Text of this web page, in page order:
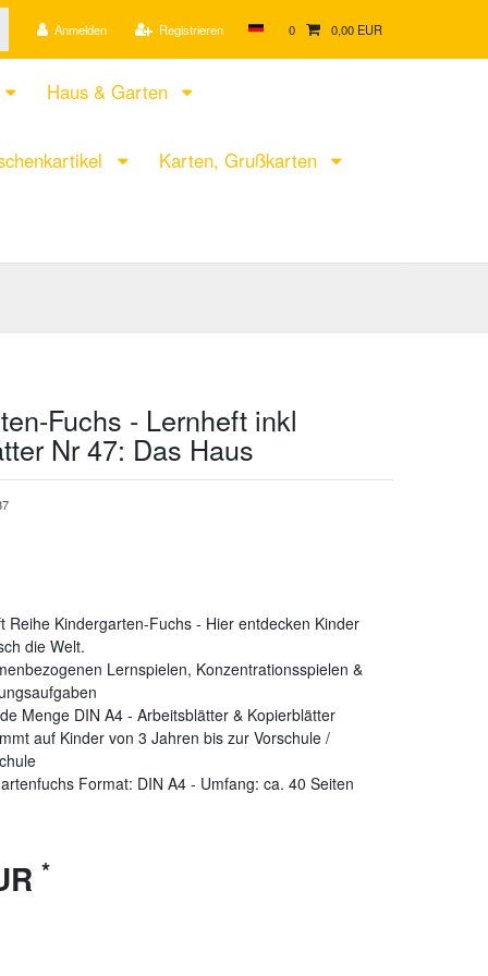
Anmelden Registrieren 0 0,00 EUR
Haus & Garten
Karten, Grußkarten
Fuchs - Lernheft inkl
Nr 47: Das Haus
Reihe Kindergarten-Fuchs - Hier entdecken Kinder
die Welt.
Lernspielen, Konzentrationsspielen &
Menge DIN A4 - Arbeitsblätter & Kopierblätter
auf Kinder von 3 Jahren bis zur Vorschule /
Format: DIN A4 - Umfang: ca. 40 Seiten
*